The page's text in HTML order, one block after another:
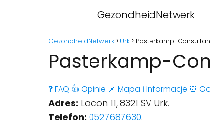
GezondheidNetwerk
GezondheidNetwerk Urk Pasterkamp-
Pasterkamp-
❓ FAQ 👍 Opinie 📌 Mapa ℹ️ Informacje ⏰
Adres: Lacon 11, 8321 SV Urk.
Telefon: 0527687630.